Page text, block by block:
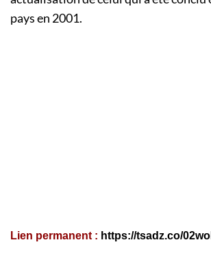
pays en 2001.
Lien permanent : https://tsadz.co/02wol